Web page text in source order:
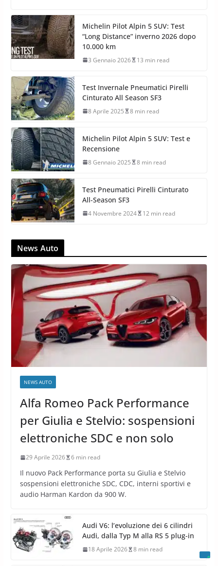
Michelin Pilot Alpin 5 SUV: Test
“Long Distance” inverno 2026 dopo
10.000 km
3 Gennaio 2026 13 min read
Test Invernale Pneumatici Pirelli
Cinturato All Season SF3
8 Aprile 2025 8 min read
Michelin Pilot Alpin 5 SUV: Test e
Recensione
8 Gennaio 2025 8 min read
Test Pneumatici Pirelli Cinturato
All-Season SF3
4 Novembre 2024 12 min read
News Auto
NEWS AUTO
Alfa Romeo Pack Performance
per Giulia e Stelvio: sospensioni
elettroniche SDC e non solo
29 Aprile 2026 6 min read
Il nuovo Pack Performance porta su Giulia e Stelvio
sospensioni elettroniche SDC, CDC, interni sportivi e
audio Harman Kardon da 900 W.
Audi V6: l’evoluzione dei 6 cilindri
Audi, dalla Typ M alla RS 5 plug-in
18 Aprile 2026 8 min read